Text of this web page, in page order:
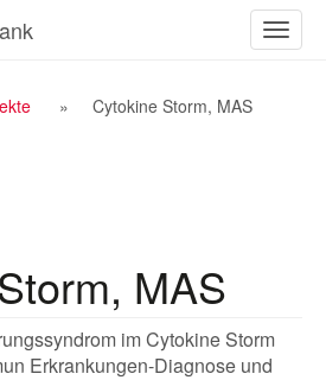
ein-/
Cytokine Storm, MAS
MAS
im Cytokine Storm
Erkrankungen-Diagnose und